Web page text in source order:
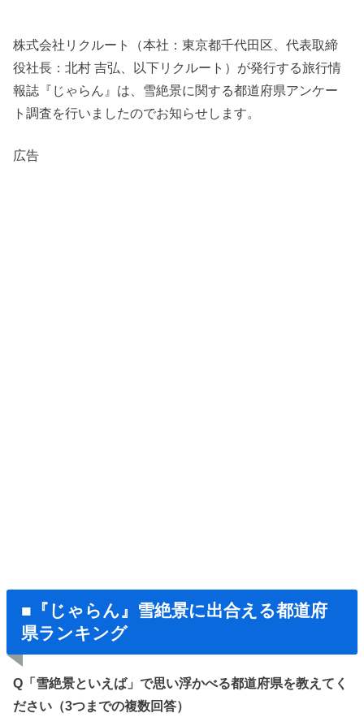
株式会社リクルート（本社：東京都千代田区、代表取締
役社長：北村 吉弘、以下リクルート）が発行する旅行情
報誌『じゃらん』は、雪絶景に関する都道府県アンケー
ト調査を行いましたのでお知らせします。
広告
■『じゃらん』雪絶景に出合える都道府
県ランキング
Q「雪絶景といえば」で思い浮かべる都道府県を教えてく
ださい（3つまでの複数回答）